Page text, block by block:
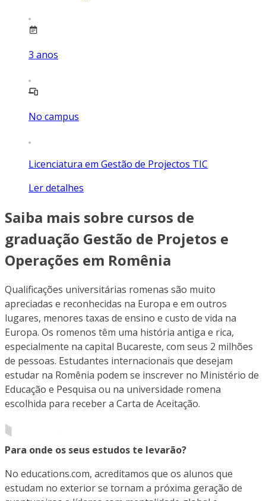
3 anos
No campus
Licenciatura em Gestão de Projectos TIC
Ler detalhes
Saiba mais sobre cursos de
graduação Gestão de Projetos e
Operações em Romênia
Qualificações universitárias romenas são muito
apreciadas e reconhecidas na Europa e em outros
lugares, menores taxas de ensino e custo de vida na
Europa. Os romenos têm uma história antiga e rica,
especialmente na capital Bucareste, com seus 2 milhões
de pessoas. Estudantes internacionais que desejam
estudar na Romênia podem se inscrever no Ministério de
Educação e Pesquisa ou na universidade romena
escolhida para receber a Carta de Aceitação.
Para onde os seus estudos te levarão?
No educations.com, acreditamos que os alunos que
estudam no exterior se tornam a próxima geração de